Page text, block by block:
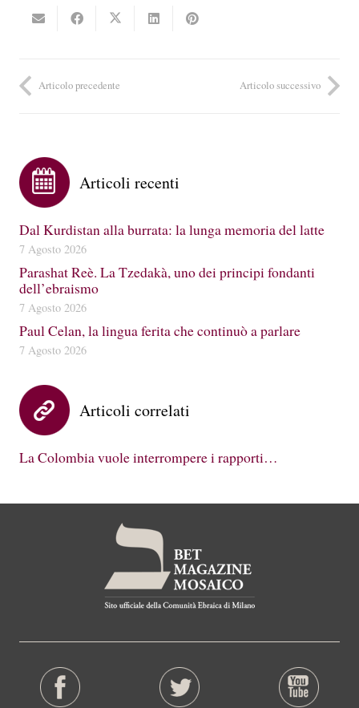
Articolo precedente Articolo successivo
Articoli recenti
Dal Kurdistan alla burrata: la lunga memoria del latte
7 Agosto 2026
Parashat Reè. La Tzedakà, uno dei principi fondanti
dell’ebraismo
7 Agosto 2026
Paul Celan, la lingua ferita che continuò a parlare
7 Agosto 2026
Articoli correlati
La Colombia vuole interrompere i rapporti…